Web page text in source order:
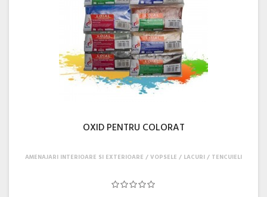
OXID PENTRU COLORAT
AMENAJARI INTERIOARE SI EXTERIOARE VOPSELE / LACURI / TENCUIELI